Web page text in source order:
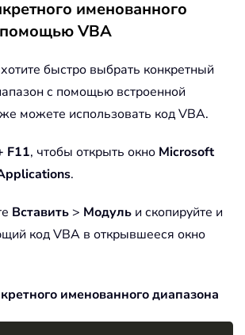
именованного
помощью VBA
быстро выбрать конкретный
с помощью встроенной
можете использовать код VBA.
F11, чтобы открыть окно Microsoft
.
Вставить > Модуль и скопируйте и
код VBA в открывшееся окно
именованного диапазона